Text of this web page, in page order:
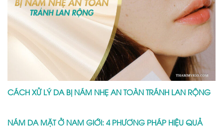
CÁCH XỬ LÝ DA BỊ NÁM NHẸ AN TOÀN TRÁNH LAN RỘNG
NÁM DA MẶT Ở NAM GIỚI: 4 PHƯƠNG PHÁP HIỆU QUẢ